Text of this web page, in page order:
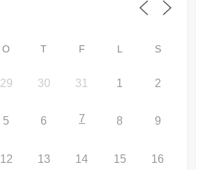
O T F L S
29 30 31 1 2
5 6 7 8 9
12 13 14 15 16